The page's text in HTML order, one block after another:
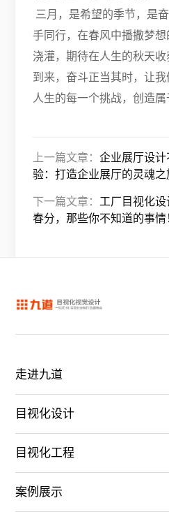
三月，是希望的季节，是
手同行，在春风中播撒梦
浇灌，期待在人生的秋天
到来，奋斗正当其时，让
人生的每一个挑战，创造属
上一篇文章： 企业展厅设
验：打造企业展厅的灵魂之
下一篇文章： 工厂目视化
春分，那些你不知道的事情
走进九道
目视化设计
目视化工程
案例展示